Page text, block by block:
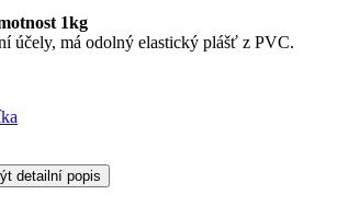
1kg
účely, má odolný elastický plášť z PVC.
detailní popis